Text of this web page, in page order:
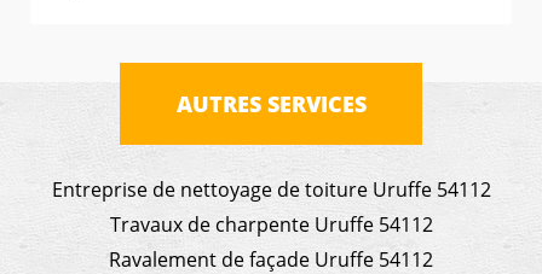
AUTRES SERVICES
Entreprise de nettoyage de toiture Uruffe 54112
Travaux de charpente Uruffe 54112
Ravalement de façade Uruffe 54112